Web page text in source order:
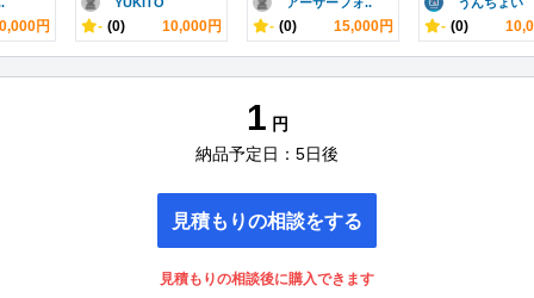
円 - (0) 10,000円 - (0) 15,000円 - (0)
1 円
納品予定日：5日後
見積もりの相談をする
見積もりの相談後に購入できます